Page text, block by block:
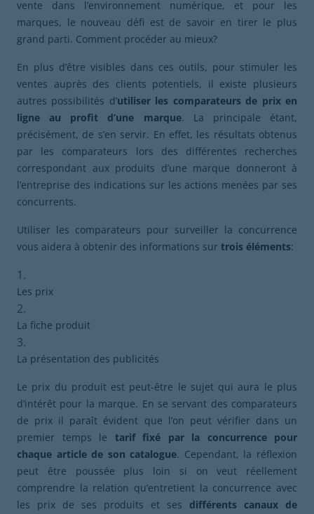
vente dans l’environnement numérique, et pour les
marques, le nouveau défi est de savoir en tirer le plus
grand parti. Comment procéder au mieux?
En plus d’être visibles dans ces outils, pour stimuler les
ventes auprès des clients potentiels, il existe plusieurs
autres possibilités d’utiliser les comparateurs de prix en
ligne au profit d’une marque. La principale étant,
précisément, de s’en servir. En effet, les résultats obtenus
par les comparateurs lors des différentes recherches
correspondant aux produits d’une marque donneront à
l’entreprise des indications sur les actions menées par ses
concurrents.
Utiliser les comparateurs pour surveiller la concurrence
vous aidera à obtenir des informations sur trois éléments:
Les prix
La fiche produit
La présentation des publicités
Le prix du produit est peut-être le sujet qui aura le plus
d’intérêt pour la marque. En se servant des comparateurs
de prix il paraît évident que l’on peut vérifier dans un
premier temps le tarif fixé par la concurrence pour
chaque article de son catalogue. Cependant, la réflexion
peut être poussée plus loin si on veut réellement
comprendre la relation qu’entretient la concurrence avec
les prix de ses produits et ses différents canaux de